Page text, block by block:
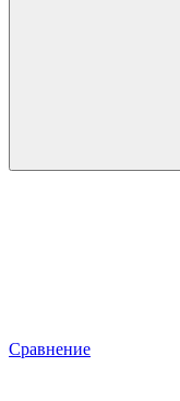
Сравнение